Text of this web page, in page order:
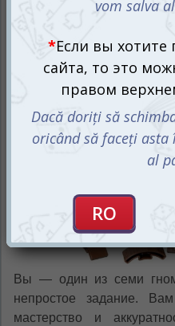
ствол оставался
Вы — один из семи
непростое задание.
мастерство и